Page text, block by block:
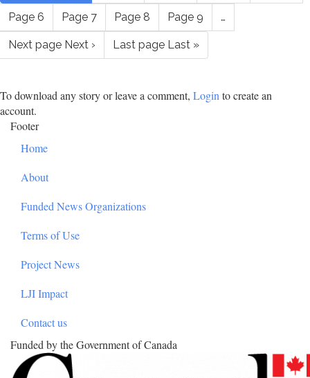
Page 6 Page 7 Page 8 Page 9 …
Next page Next › Last page Last »
To download any story or leave a comment, Loginto create an
account.
Footer
Home
About
Funded News Organizations
Terms of Use
Project News
LJI Impact
Contact us
Funded by the Government of Canada